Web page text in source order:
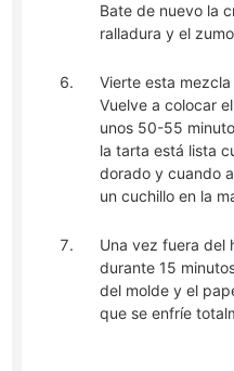
Bate de nuevo la
ralladura y el
Vierte esta
Vuelve a colocar
unos 50-55
la tarta está lista
dorado y cuando
un cuchillo en la
Una vez fuera del
durante 15
del molde y el
que se enfríe